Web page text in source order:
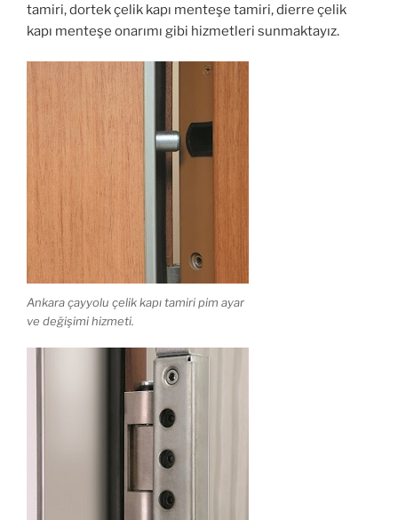
tamiri, dortek çelik kapı menteşe tamiri, dierre çelik
kapı menteşe onarımı gibi hizmetleri sunmaktayız.
Ankara çayyolu çelik kapı tamiri pim ayar
ve değişimi hizmeti.